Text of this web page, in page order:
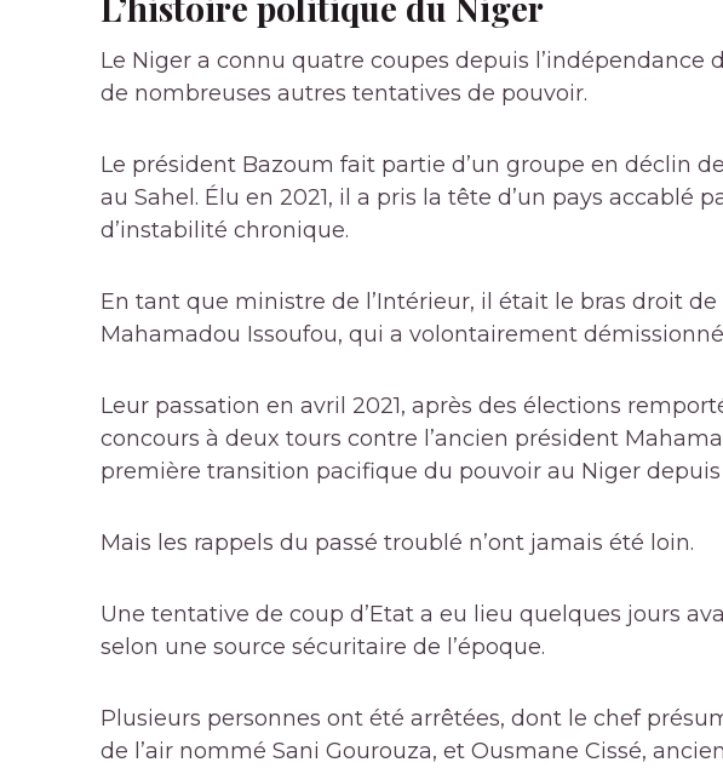
Le Niger a connu quatre coupes depuis l’indépendance
de nombreuses autres tentatives de pouvoir.
Le président Bazoum fait partie d’un groupe en déclin
au Sahel. Élu en 2021, il a pris la tête d’un pays accablé
d’instabilité chronique.
En tant que ministre de l’Intérieur, il était le bras droit de
Mahamadou Issoufou, qui a volontairement
Leur passation en avril 2021, après des élections
concours à deux tours contre l’ancien président
première transition pacifique du pouvoir au Niger depuis
Mais les rappels du passé troublé n’ont jamais été loin.
Une tentative de coup d’Etat a eu lieu quelques jours
selon une source sécuritaire de l’époque.
Plusieurs personnes ont été arrêtées, dont le chef
de l’air nommé Sani Gourouza, et Ousmane Cissé,